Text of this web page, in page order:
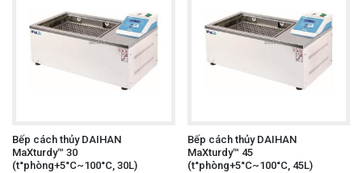
Bếp cách thủy DAIHAN
MaXturdy™ 30
(t°phòng+5°C~100°C, 30L)
Bếp cách thủy DAIHAN
MaXturdy™ 45
(t°phòng+5°C~100°C, 45L)